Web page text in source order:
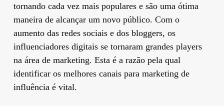
tornando cada vez mais populares e são uma ótima
maneira de alcançar um novo público. Com o
aumento das redes sociais e dos bloggers, os
influenciadores digitais se tornaram grandes players
na área de marketing. Esta é a razão pela qual
identificar os melhores canais para marketing de
influência é vital.